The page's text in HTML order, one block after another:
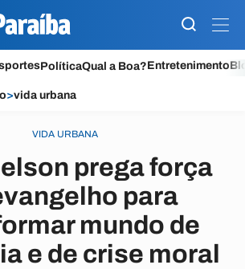
PolíticaQual a Boa?Entretenimento
>vida urbana
VIDA URBANA
prega força
para
mundo de
e de crise moral